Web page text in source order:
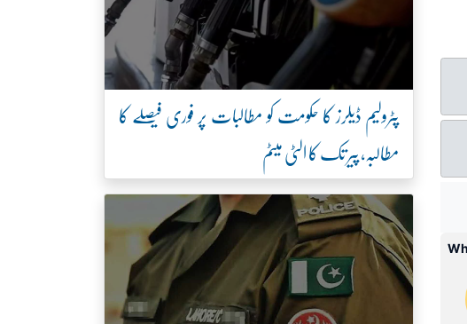
پٹرولیم ڈیلرز کا حکومت کو مطالبات پر فوری فیصلے کا
مطالبہ، پیر تک کا الٹی میٹم